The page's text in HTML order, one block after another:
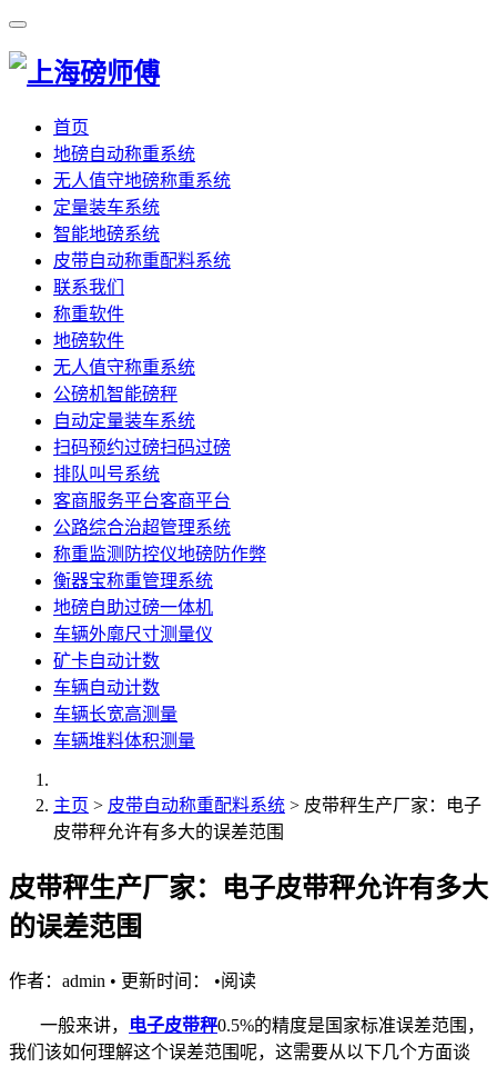
首页
地磅自动称重系统
无人值守地磅称重系统
定量装车系统
智能地磅系统
皮带自动称重配料系统
联系我们
称重软件
地磅软件
无人值守称重系统
公磅机智能磅秤
自动定量装车系统
扫码预约过磅扫码过磅
排队叫号系统
客商服务平台客商平台
公路综合治超管理系统
称重监测防控仪地磅防作弊
衡器宝称重管理系统
地磅自助过磅一体机
车辆外廓尺寸测量仪
矿卡自动计数
车辆自动计数
车辆长宽高测量
车辆堆料体积测量
主页 > 皮带自动称重配料系统 > 皮带秤生产厂家：电子
皮带秤允许有多大的误差范围
皮带秤生产厂家：电子皮带秤允许有多大
的误差范围
作者：admin • 更新时间： •阅读
一般来讲， 电子皮带秤0.5%的精度是国家标准误差范围，
我们该如何理解这个误差范围呢，这需要从以下几个方面谈